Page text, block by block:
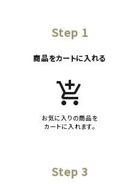
Step 1
商品をカートに入れる
add_shopping_cart
お気に入りの商品を
カートに入れます。
Step 3